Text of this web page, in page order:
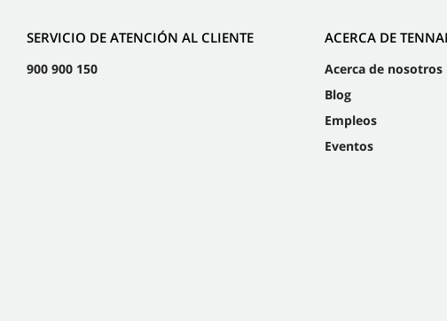
SERVICIO DE ATENCIÓN AL CLIENTE
900 900 150
ACERCA DE
Acerca de nosotros
Blog
Empleos
Eventos